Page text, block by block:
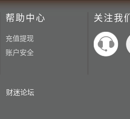
帮助中心
充值提现
账户安全
关注我们
财迷论坛